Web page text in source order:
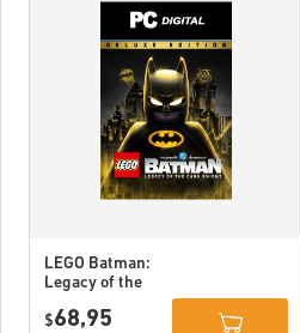
LEGO Batman:
Legacy of the
Deluxe Edition
$68,95